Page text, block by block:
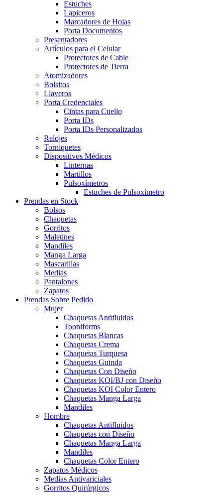
Estuches
Lapiceros
Marcadores de Hojas
Porta Documentos
Presentadores
Artículos para el Celular
Protectores de Cable
Protectores de Tierra
Atomizadores
Bolsitos
Llaveros
Porta Credenciales
Cintas para Cuello
Porta IDs
Porta IDs Personalizados
Relojes
Torniquetes
Dispositivos Médicos
Linternas
Martillos
Pulsoxímetros
Estuches de Pulsoxímetro
Prendas en Stock
Bolsos
Chaquetas
Gorritos
Maletines
Mandiles
Manga Larga
Mascarillas
Medias
Pantalones
Zapatos
Prendas Sobre Pedido
Mujer
Chaquetas Antifluidos
Tooniforms
Chaquetas Blancas
Chaquetas Crema
Chaquetas Turquesa
Chaquetas Guinda
Chaquetas Con Diseño
Chaquetas KOI/BJ con Diseño
Chaquetas KOI Color Entero
Chaquetas Manga Larga
Mandiles
Hombre
Chaquetas Antifluidos
Chaquetas con Diseño
Chaquetas Manga Larga
Mandiles
Chaquetas Color Entero
Zapatos Médicos
Medias Antivariciales
Gorritos Quirúrgicos